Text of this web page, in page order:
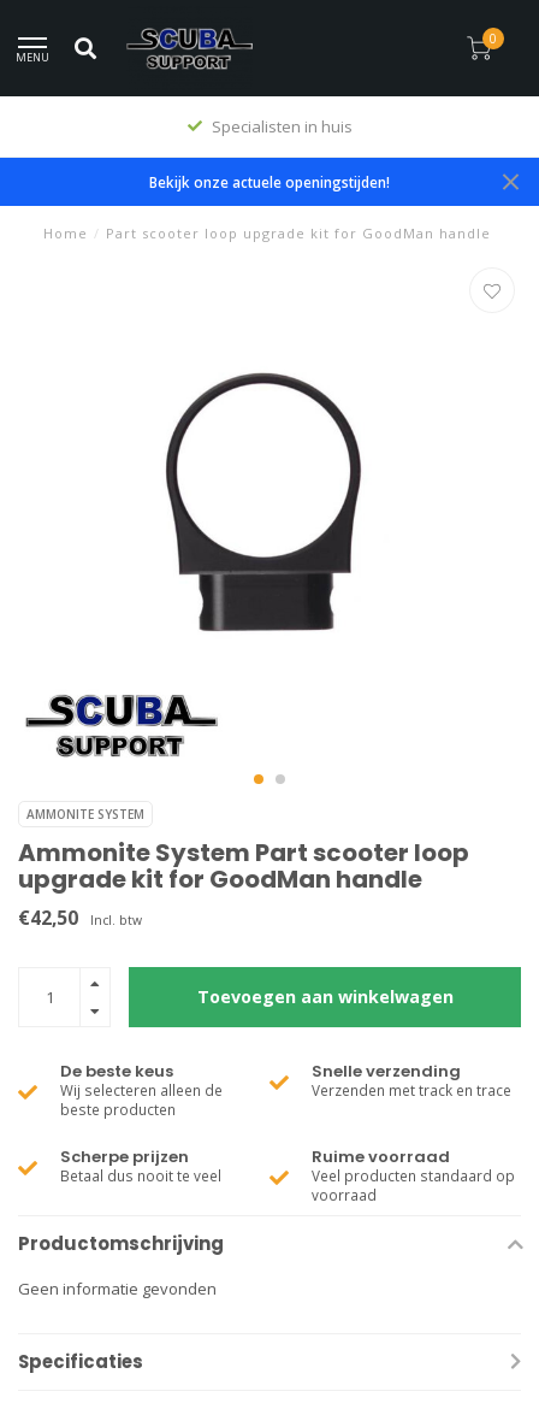
MENU
0
Specialisten in huis
Bekijk onze actuele openingstijden!
Home / Part scooter loop upgrade kit for GoodMan handle
AMMONITE SYSTEM
Ammonite System Part scooter loop
upgrade kit for GoodMan handle
€42,50 Incl. btw
Toevoegen aan winkelwagen
De beste keus
Wij selecteren alleen de
beste producten
Snelle verzending
Verzenden met track en trace
Scherpe prijzen
Betaal dus nooit te veel
Ruime voorraad
Veel producten standaard op
voorraad
Productomschrijving
Geen informatie gevonden
Specificaties